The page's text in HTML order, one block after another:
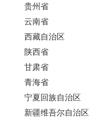
贵州省
云南省
西藏自治区
陕西省
甘肃省
青海省
宁夏回族自治区
新疆维吾尔自治区